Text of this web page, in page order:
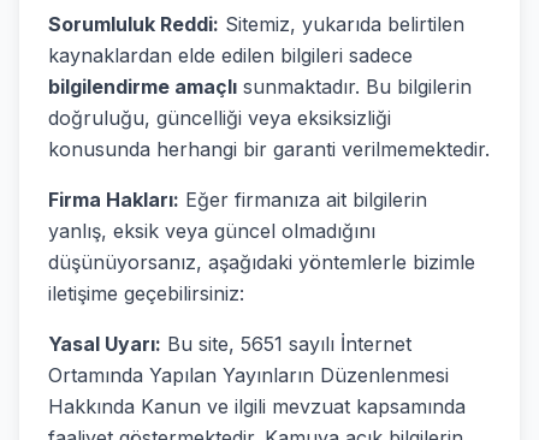
Sorumluluk Reddi: Sitemiz, yukarıda belirtilen
kaynaklardan elde edilen bilgileri sadece
bilgilendirme amaçlı sunmaktadır. Bu bilgilerin
doğruluğu, güncelliği veya eksiksizliği
konusunda herhangi bir garanti verilmemektedir.
Firma Hakları: Eğer firmanıza ait bilgilerin
yanlış, eksik veya güncel olmadığını
düşünüyorsanız, aşağıdaki yöntemlerle bizimle
iletişime geçebilirsiniz:
Yasal Uyarı: Bu site, 5651 sayılı İnternet
Ortamında Yapılan Yayınların Düzenlenmesi
Hakkında Kanun ve ilgili mevzuat kapsamında